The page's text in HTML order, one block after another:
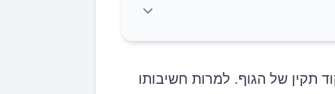
תקין של הגוף. למרות חשיבותו